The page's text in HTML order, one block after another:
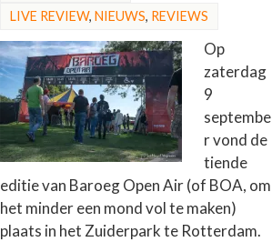
LIVE REVIEW, NIEUWS, REVIEWS
Op
zaterdag
9
septembe
r vond de
tiende
editie van Baroeg Open Air (of BOA, om
het minder een mond vol te maken)
plaats in het Zuiderpark te Rotterdam.